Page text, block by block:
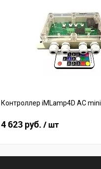
Контроллер iMLamp4D AC mini
4 623 руб. / шт